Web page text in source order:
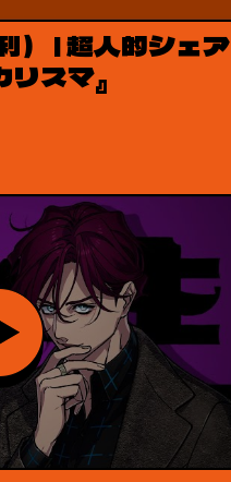
） | 超人的シェア
スマ』